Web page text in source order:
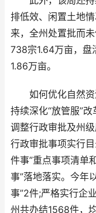
排低效、闲置土地
来，全州处置批而
738宗1.64万亩，盘
1.86万亩。
如何优化自然资
持续深化“放管服”
调整行政审批及州
行政审批事项实行
件事”重点事项清单
事”落地落实。今年
事”2件;严格实行企
州共办结1568件，